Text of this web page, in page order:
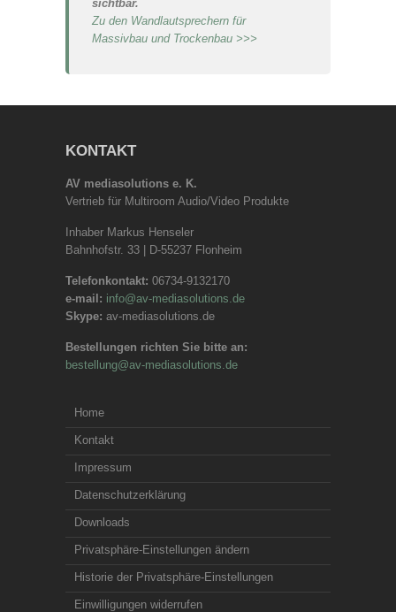
sichtbar.
Zu den Wandlautsprechern für
Massivbau und Trockenbau >>>
KONTAKT
AV mediasolutions e. K.
Vertrieb für Multiroom Audio/Video Produkte
Inhaber Markus Henseler
Bahnhofstr. 33 | D-55237 Flonheim
Telefonkontakt: 06734-9132170
e-mail: info@av-mediasolutions.de
Skype: av-mediasolutions.de
Bestellungen richten Sie bitte an:
bestellung@av-mediasolutions.de
Home
Kontakt
Impressum
Datenschutzerklärung
Downloads
Privatsphäre-Einstellungen ändern
Historie der Privatsphäre-Einstellungen
Einwilligungen widerrufen